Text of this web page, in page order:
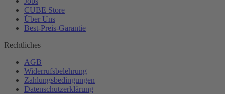
CUBE Store
Über Uns
Best-Preis-Garantie
Rechtliches
AGB
Widerrufsbelehrung
Zahlungsbedingungen
Datenschutzerklärung